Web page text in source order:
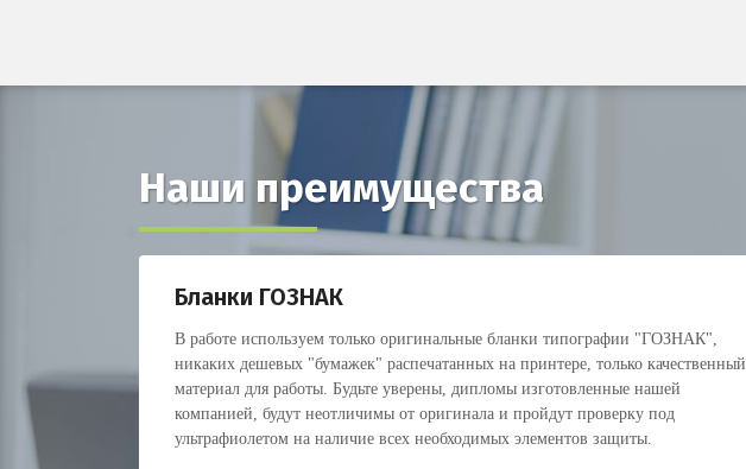
Наши преимущества
Бланки ГОЗНАК
В работе используем только оригинальные бланки типографии "ГОЗНАК",
никаких дешевых "бумажек" распечатанных на принтере, только качественный
материал для работы. Будьте уверены, дипломы изготовленные нашей
компанией, будут неотличимы от оригинала и пройдут проверку под
ультрафиолетом на наличие всех необходимых элементов защиты.